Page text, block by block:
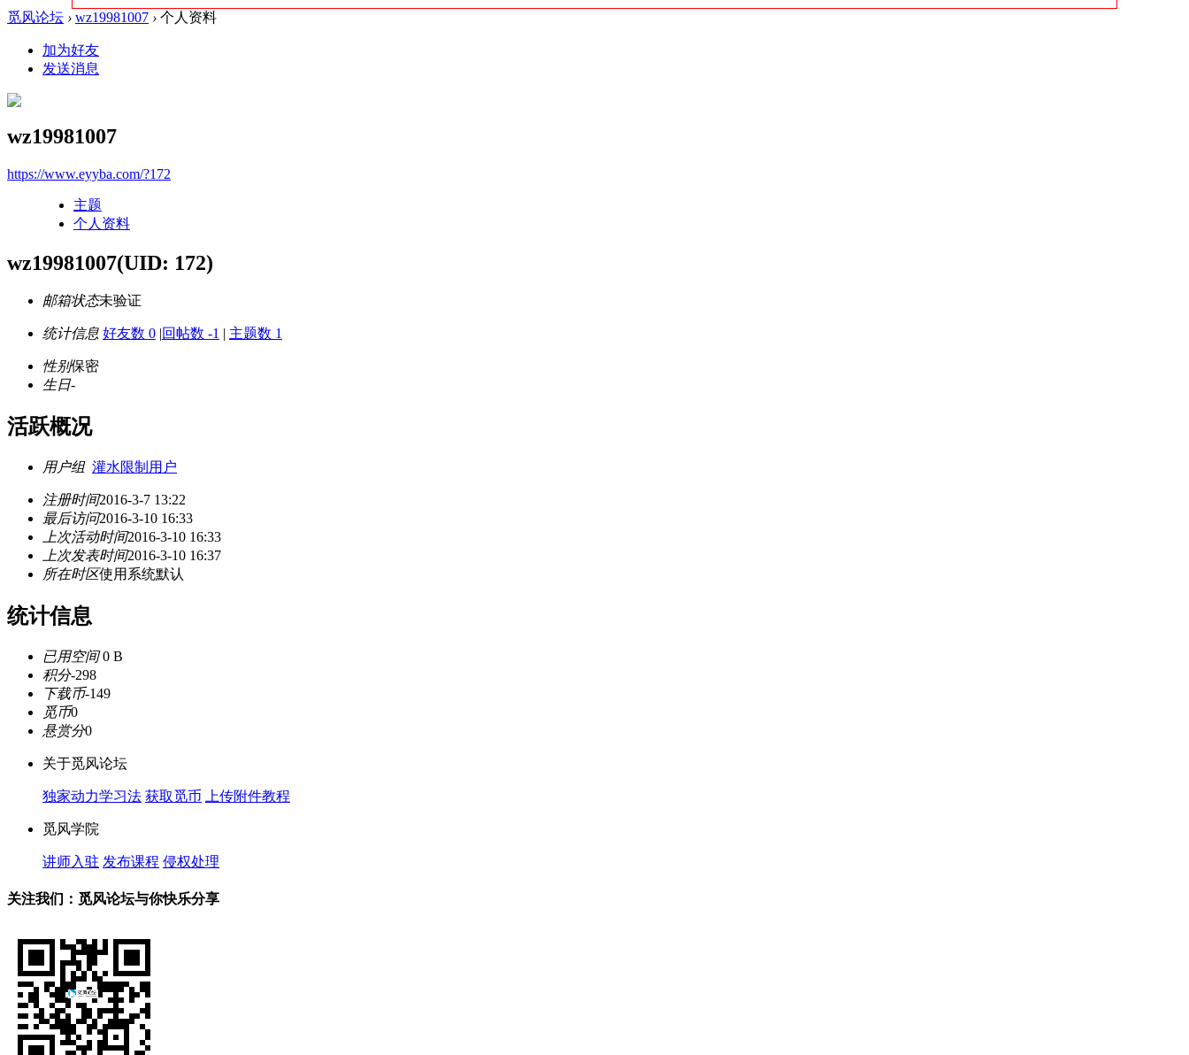
觅风论坛 › wz19981007 › 个人资料
加为好友
发送消息
wz19981007
https://www.eyyba.com/?172
主题
个人资料
wz19981007(UID: 172)
邮箱状态未验证
统计信息 好友数 0 |回帖数 -1 | 主题数 1
性别保密
生日-
活跃概况
用户组 灌水限制用户
注册时间2016-3-7 13:22
最后访问2016-3-10 16:33
上次活动时间2016-3-10 16:33
上次发表时间2016-3-10 16:37
所在时区使用系统默认
统计信息
已用空间0 B
积分-298
下载币-149
觅币0
悬赏分0
关于觅风论坛
独家动力学习法 获取觅币 上传附件教程
觅风学院
讲师入驻 发布课程 侵权处理
关注我们：觅风论坛与你快乐分享